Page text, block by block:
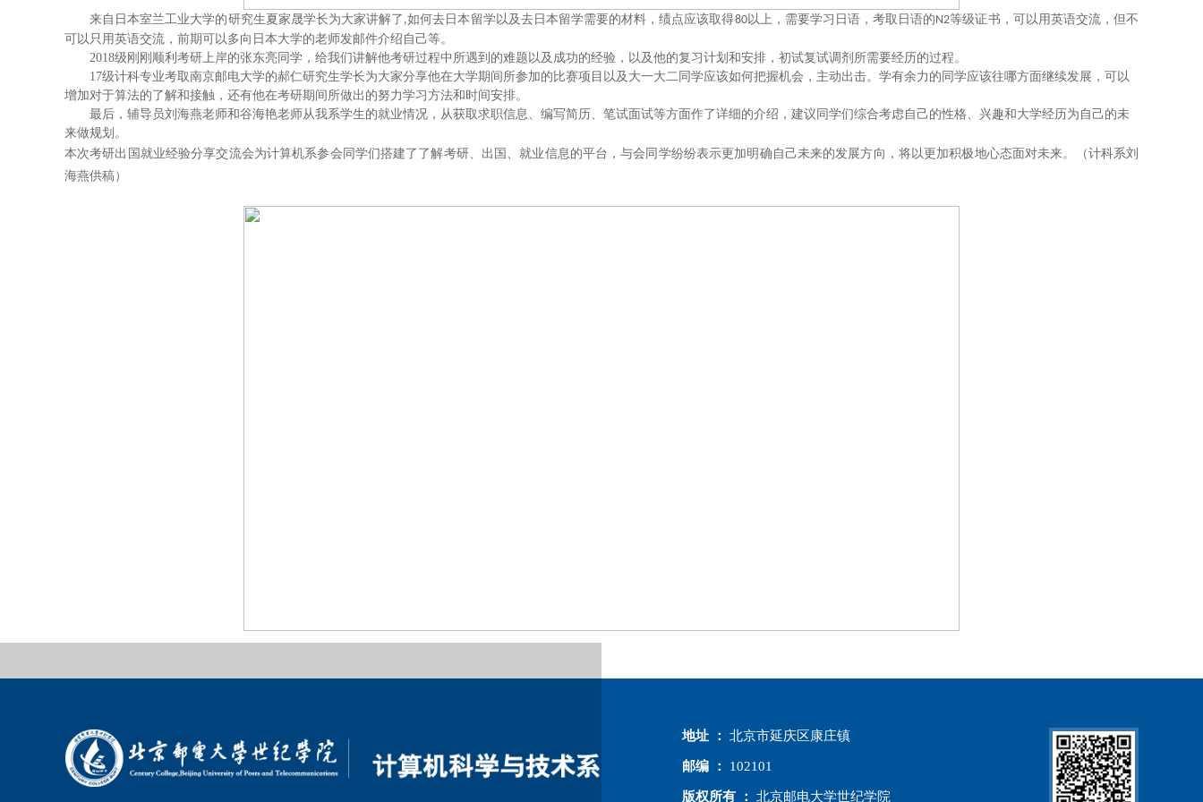
来自日本室兰工业大学的研究生夏家晟学长为大家讲解了 ,如何去日本留学以及去日本留学需要的材料，绩点应该取得80以上，需要学习日语，考取日语的 N2等级证书，可以用英语交流，但不
可以只用英语交流，前期可以多向日本大学的老师发邮件介绍自己等。
2018级刚刚顺利考研上岸的张东亮同学，给我们讲解他考研过程中所遇到的难题以及成功的经验，以及他的复习计划和安排，初试复试调剂所需要经历的过程。
17级计科专业考取南京邮电大学的郝仁研究生学长为大家分享他在大学期间所参加的比赛项目以及大一大二同学应该如何把握机会，主动出击。学有余力的同学应该往哪方面继续发展，可以
增加对于算法的了解和接触，还有他在考研期间所做出的努力学习方法和时间安排。
最后，辅导员刘海燕老师和谷海艳老师从我系学生的就业情况，从获取求职信息、编写简历、笔试面试等方面作了详细的介绍，建议同学们综合考虑自己的性格、兴趣和大学经历为自己的未
来做规划。
本次考研出国就业经验分享交流会为计算机系参会同学们搭建了了解考研、出国、就业信息的平台，与会同学纷纷表示更加明确自己未来的发展方向，将以更加积极地心态面对未来。（计科系刘
海燕供稿）
地址 ： 北京市延庆区康庄镇
邮编 ： 102101
版权所有 ： 北京邮电大学世纪学院